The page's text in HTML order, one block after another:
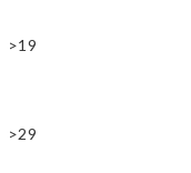
>19
>29